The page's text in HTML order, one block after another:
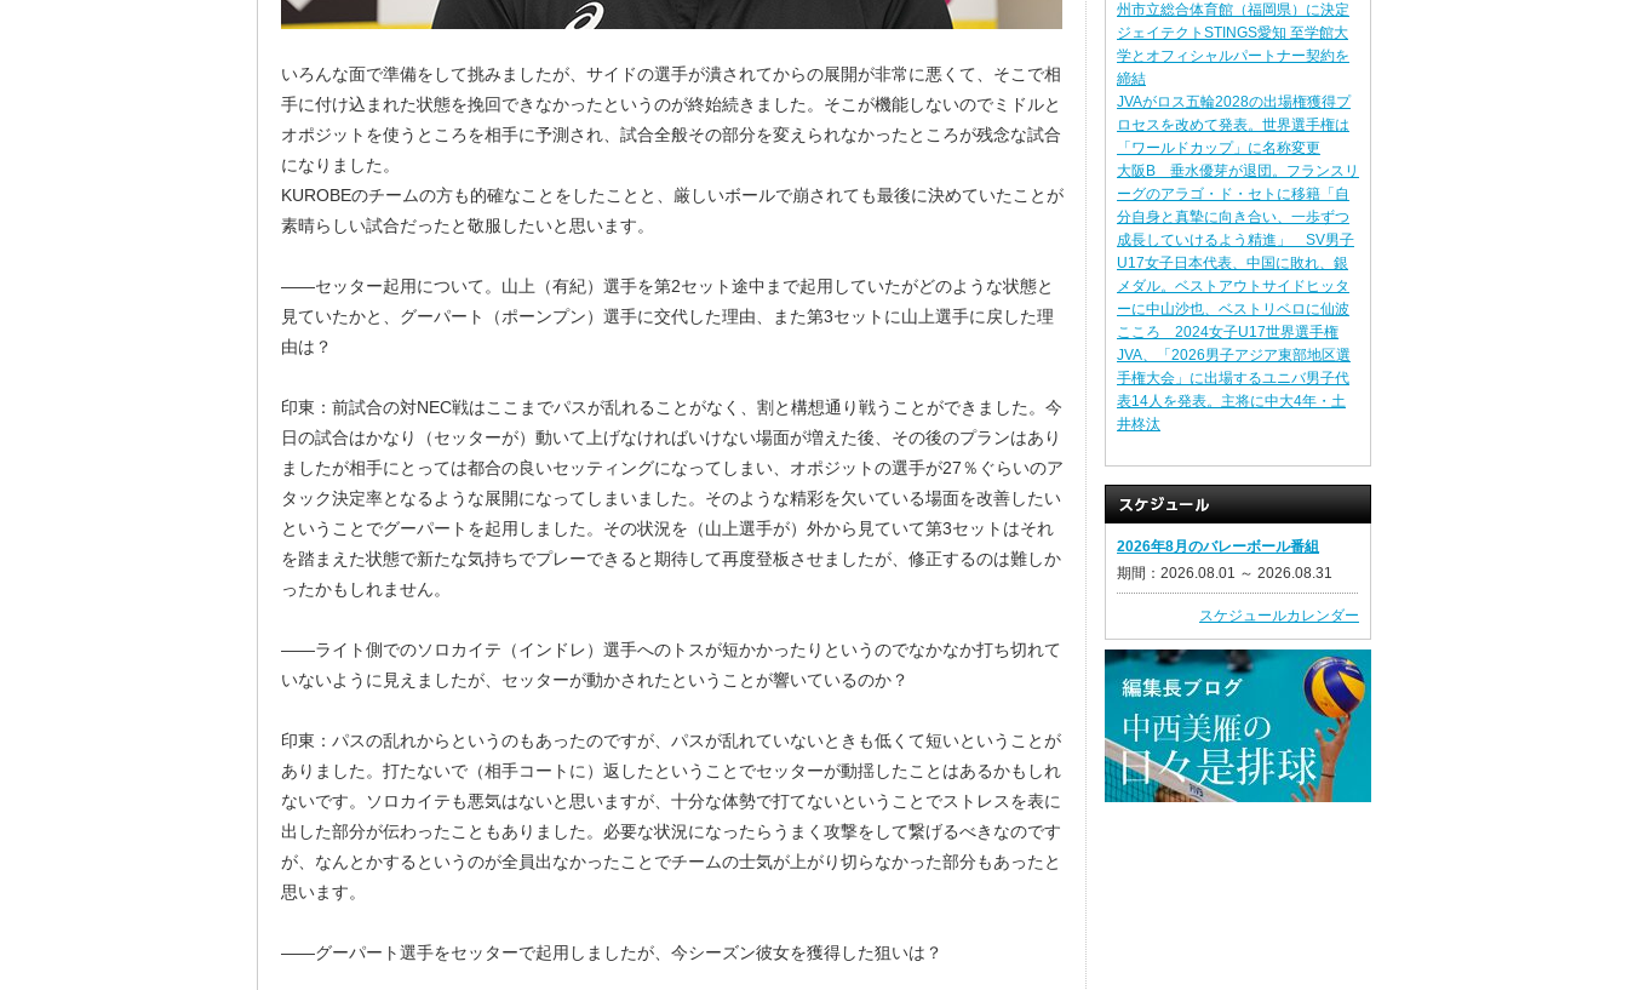
いろんな面で準備をして挑みましたが、サイドの選手が潰されてからの展開が非常に悪くて、そこで相
手に付け込まれた状態を挽回できなかったというのが終始続きました。そこが機能しないのでミドルと
オポジットを使うところを相手に予測され、試合全般その部分を変えられなかったところが残念な試合
になりました。
KUROBEのチームの方も的確なことをしたことと、厳しいボールで崩されても最後に決めていたことが
素晴らしい試合だったと敬服したいと思います。
――セッター起用について。山上（有紀）選手を第2セット途中まで起用していたがどのような状態と
見ていたかと、グーパート（ポーンプン）選手に交代した理由、また第3セットに山上選手に戻した理
由は？
印東：前試合の対NEC戦はここまでパスが乱れることがなく、割と構想通り戦うことができました。今
日の試合はかなり（セッターが）動いて上げなければいけない場面が増えた後、その後のプランはあり
ましたが相手にとっては都合の良いセッティングになってしまい、オポジットの選手が27％ぐらいのア
タック決定率となるような展開になってしまいました。そのような精彩を欠いている場面を改善したい
ということでグーパートを起用しました。その状況を（山上選手が）外から見ていて第3セットはそれ
を踏まえた状態で新たな気持ちでプレーできると期待して再度登板させましたが、修正するのは難しか
ったかもしれません。
――ライト側でのソロカイテ（インドレ）選手へのトスが短かかったりというのでなかなか打ち切れて
いないように見えましたが、セッターが動かされたということが響いているのか？
印東：パスの乱れからというのもあったのですが、パスが乱れていないときも低くて短いということが
ありました。打たないで（相手コートに）返したということでセッターが動揺したことはあるかもしれ
ないです。ソロカイテも悪気はないと思いますが、十分な体勢で打てないということでストレスを表に
出した部分が伝わったこともありました。必要な状況になったらうまく攻撃をして繋げるべきなのです
が、なんとかするというのが全員出なかったことでチームの士気が上がり切らなかった部分もあったと
思います。
――グーパート選手をセッターで起用しましたが、今シーズン彼女を獲得した狙いは？
州市立総合体育館（福岡県）に決定
ジェイテクトSTINGS愛知 至学館大
学とオフィシャルパートナー契約を
締結
JVAがロス五輪2028の出場権獲得プ
ロセスを改めて発表。世界選手権は
「ワールドカップ」に名称変更
大阪B 垂水優芽が退団。フランスリ
ーグのアラゴ・ド・セトに移籍「自
分自身と真摯に向き合い、一歩ずつ
成長していけるよう精進」 SV男子
U17女子日本代表、中国に敗れ、銀
メダル。ベストアウトサイドヒッタ
ーに中山沙也、ベストリベロに仙波
こころ 2024女子U17世界選手権
JVA、「2026男子アジア東部地区選
手権大会」に出場するユニバ男子代
表14人を発表。主将に中大4年・土
井柊汰
2026年8月のバレーボール番組
期間：2026.08.01 ～ 2026.08.31
スケジュールカレンダー